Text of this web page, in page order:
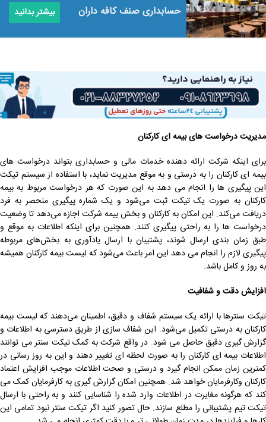
حسابداری صنف کافه داران بیشتر بدانید
مدیریت درخواست ‌های بیمه ای کارکنان
برای اینکه شرکت ارائه دهنده خدمات مالی و حسابداری بتواند درخواست های
بیمه ای کارکنان را به درستی و به موقع مدیریت نماید، با استفاده از سیستم تیکت
این پیگیری ها را انجام می دهد به این صورت که هر درخواست مربوط به بیمه
کارکنان به صورت یک تیکت ثبت می‌شود و یک شماره پیگیری منحصر به فرد
دریافت می‌کند. این امکان به کارکنان و بخش بیمه شرکت اجازه می‌دهد تا وضعیت
درخواست ‌ها را به راحتی پیگیری کنند. همچنین برای اینکه اطلاعات به موقع و
طبق زمان بندی ارسال شوند، پشتیبان با ارسال یادآوری ‌به بخش‌های مربوطه
پیگیری لازم را انجام می دهد این امر باعث می‌شود که لیست بیمه کارکنان همیشه
به‌ روز و کامل باشد.
افزایش دقت و شفافیت
تیکت سنترها با ارائه یک سیستم شفاف و دقیق، اطمینان می‌دهند که لیست بیمه
کارکنان به درستی تکمیل می‌شود. این شفاف سازی از طریق دسترسی به اطلاعات و
گزارش گیری دقیق حاصل می شود. در واقع شرکت به کمک تیکت سنتر می توانند
اطلاعات بیمه ‌ای کارکنان را به صورت لحظه ‌ای تغییر دهند و این به روز رسانی در
کمترین زمان ممکن انجام گیرد و درستی و صحت اطلاعات موجب افزایش اعتماد
کارکنان وکارفرمایان خواهد شد. همچنین امکان گزارش گیری به کارفرمایان کمک می
کند که هرگونه مغایرت در اطلاعات وارد شده را شناسایی کنند و به راحتی با ارسال
تیکت تیم پشتیبانی را مطلع سازند. حال تصور کنید اگر تیکت سنتر نبود تمامی این